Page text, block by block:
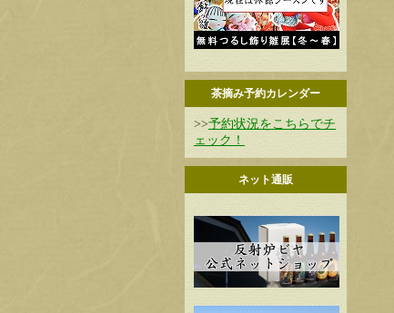
茶摘み予約カレンダー
>>予約状況をこちらでチ
ェック！
ネット通販